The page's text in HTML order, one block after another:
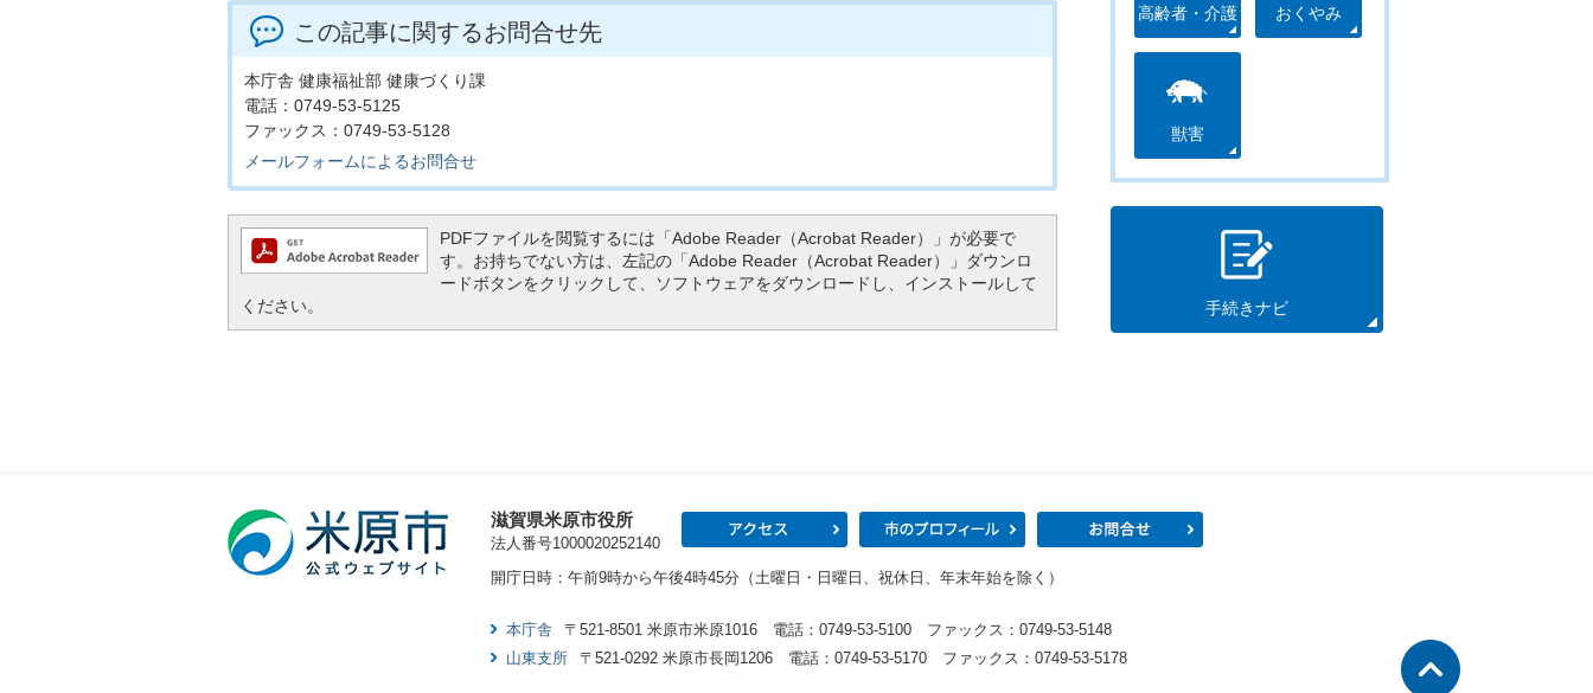
この記事に関するお問合せ先
本庁舎 健康福祉部 健康づくり課
電話：0749-53-5125
ファックス：0749-53-5128
メールフォームによるお問合せ
PDFファイルを閲覧するには「Adobe Reader（Acrobat Reader）」が必要で
す。お持ちでない方は、左記の「Adobe Reader（Acrobat Reader）」ダウンロ
ードボタンをクリックして、ソフトウェアをダウンロードし、インストールして
ください。
高齢者・介護 おくやみ
獣害
手続きナビ
滋賀県米原市役所
法人番号1000020252140
アクセス 市のプロフィール
開庁日時：午前9時から午後4時45分（土曜日・日曜日、祝休日、年末年始を除く）
本庁舎
〒521-8501 米原市米原1016 電話：0749-53-5100 ファックス：0749-53-5148
山東支所
〒521-0292 米原市長岡1206 電話：0749-53-5170 ファックス：0749-53-5178